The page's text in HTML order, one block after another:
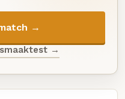
→
→